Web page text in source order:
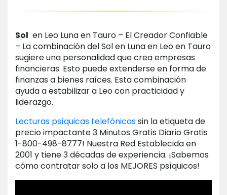
Sol en Leo Luna en Tauro – El Creador Confiable
– La combinación del Sol en Luna en Leo en Tauro
sugiere una personalidad que crea empresas
financieras. Esto puede extenderse en forma de
finanzas a bienes raíces. Esta combinación
ayuda a estabilizar a Leo con practicidad y
liderazgo.
Lecturas psíquicas telefónicassin la etiqueta de
precio impactante 3 Minutos Gratis Diario Gratis
1-800-498-8777! Nuestra Red Establecida en
2001 y tiene 3 décadas de experiencia. ¡Sabemos
cómo contratar solo a los MEJORES psíquicos!